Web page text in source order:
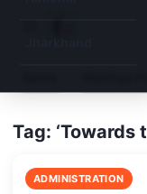
Madhya
Tag: ‘Towards
ADMINISTRATION